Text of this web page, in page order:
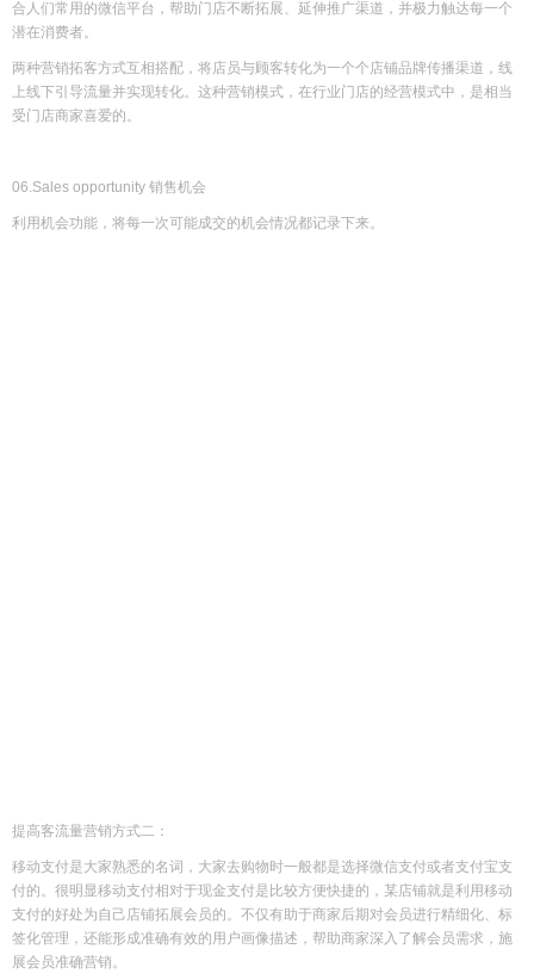
合人们常用的微信平台，帮助门店不断拓展、延伸推广渠道，并极力触达每一个
潜在消费者。
两种营销拓客方式互相搭配，将店员与顾客转化为一个个店铺品牌传播渠道，线
上线下引导流量并实现转化。这种营销模式，在行业门店的经营模式中，是相当
受门店商家喜爱的。
06.Sales opportunity 销售机会
利用机会功能，将每一次可能成交的机会情况都记录下来。
提高客流量营销方式二：
移动支付是大家熟悉的名词，大家去购物时一般都是选择微信支付或者支付宝支
付的。很明显移动支付相对于现金支付是比较方便快捷的，某店铺就是利用移动
支付的好处为自己店铺拓展会员的。不仅有助于商家后期对会员进行精细化、标
签化管理，还能形成准确有效的用户画像描述，帮助商家深入了解会员需求，施
展会员准确营销。